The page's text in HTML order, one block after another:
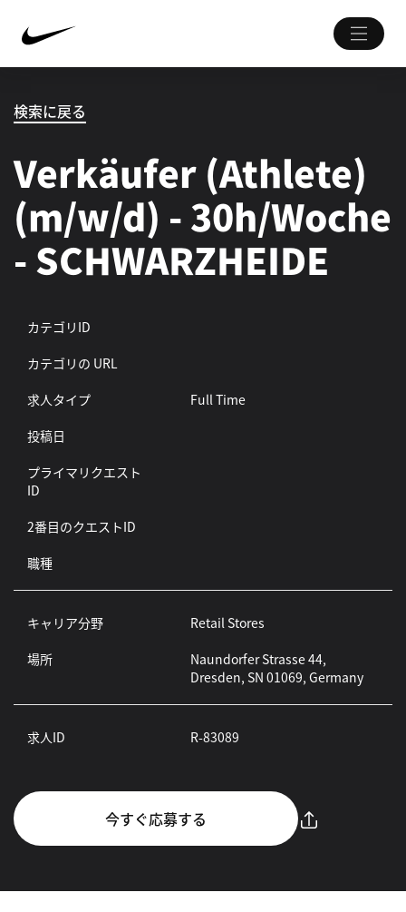
検索に戻る
Verkäufer (Athlete)
(m/w/d) - 30h/Woche
- SCHWARZHEIDE
カテゴリID
カテゴリの URL
求人タイプ
Full Time
投稿日
プライマリクエスト
ID
2番目のクエストID
職種
キャリア分野
Retail Stores
場所
Naundorfer Strasse 44,
Dresden, SN 01069, Germany
求人ID R-83089
今すぐ応募する